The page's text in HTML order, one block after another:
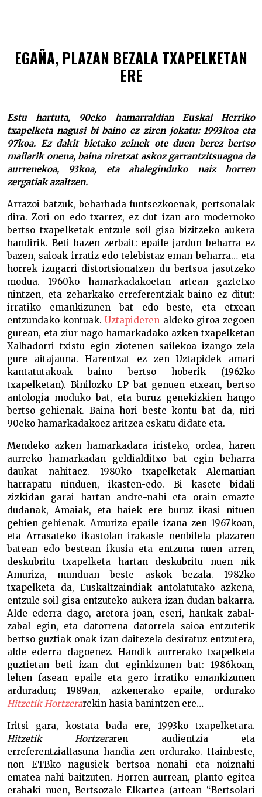
EGAÑA, PLAZAN BEZALA TXAPELKETAN
ERE
Estu hartuta, 90eko hamarraldian Euskal Herriko
txapelketa nagusi bi baino ez ziren jokatu: 1993koa eta
97koa. Ez dakit bietako zeinek ote duen berez bertso
mailarik onena, baina niretzat askoz garrantzitsuagoa da
aurrenekoa, 93koa, eta ahaleginduko naiz horren
zergatiak azaltzen.
Arrazoi batzuk, beharbada funtsezkoenak, pertsonalak
dira. Zori on edo txarrez, ez dut izan aro modernoko
bertso txapelketak entzule soil gisa bizitzeko aukera
handirik. Beti bazen zerbait: epaile jardun beharra ez
bazen, saioak irratiz edo telebistaz eman beharra… eta
horrek izugarri distortsionatzen du bertsoa jasotzeko
modua. 1960ko hamarkadakoetan artean gaztetxo
nintzen, eta zeharkako erreferentziak baino ez ditut:
irratiko emankizunen bat edo beste, eta etxean
entzundako kontuak.Uztapideren aldeko giroa zegoen
gurean, eta ziur nago hamarkadako azken txapelketan
Xalbadorri txistu egin ziotenen sailekoa izango zela
gure aitajauna. Harentzat ez zen Uztapidek amari
kantatutakoak baino bertso hoberik (1962ko
txapelketan). Binilozko LP bat genuen etxean, bertso
antologia moduko bat, eta buruz genekizkien hango
bertso gehienak. Baina hori beste kontu bat da, niri
90eko hamarkadakoez aritzea eskatu didate eta.
Mendeko azken hamarkadara iristeko, ordea, haren
aurreko hamarkadan geldialditxo bat egin beharra
daukat nahitaez. 1980ko txapelketak Alemanian
harrapatu ninduen, ikasten-edo. Bi kasete bidali
zizkidan garai hartan andre-nahi eta orain emazte
dudanak, Amaiak, eta haiek ere buruz ikasi nituen
gehien-gehienak. Amuriza epaile izana zen 1967koan,
eta Arrasateko ikastolan irakasle nenbilela plazaren
batean edo bestean ikusia eta entzuna nuen arren,
deskubritu txapelketa hartan deskubritu nuen nik
Amuriza, munduan beste askok bezala. 1982ko
txapelketa da, Euskaltzaindiak antolatutako azkena,
entzule soil gisa entzuteko aukera izan dudan bakarra.
Alde ederra dago, aretora joan, eseri, hankak zabal-
zabal egin, eta datorrena datorrela saioa entzutetik
bertso guztiak onak izan daitezela desiratuz entzutera,
alde ederra dagoenez. Handik aurrerako txapelketa
guztietan beti izan dut eginkizunen bat: 1986koan,
lehen fasean epaile eta gero irratiko emankizunen
arduradun; 1989an, azkenerako epaile, ordurako
Hitzetik Hortzerarekin hasia banintzen ere…
Iritsi gara, kostata bada ere, 1993ko txapelketara.
Hitzetik Hortzeraren audientzia eta
erreferentzialtasuna handia zen ordurako. Hainbeste,
non ETBko nagusiek bertsoa nonahi eta noiznahi
ematea nahi baitzuten. Horren aurrean, planto egitea
erabaki nuen, Bertsozale Elkartea (artean “Bertsolari